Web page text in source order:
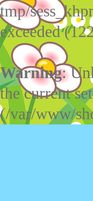
tmp/
exceeded
Warning:
the current
(/var/www/